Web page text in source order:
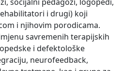
i drugi) koji
i njihovim porodicama.
savremenih terapijskih
i defektološke
neurofeedback,